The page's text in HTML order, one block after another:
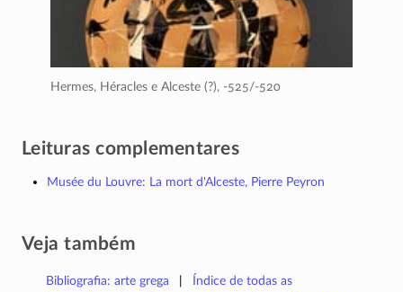
Hermes, Héracles e Alceste (?), -525/-520
Leituras complementares
Musée du Louvre: La mort d'Alceste, Pierre Peyron
Veja também
Bibliografia: arte grega
Índice de todas as